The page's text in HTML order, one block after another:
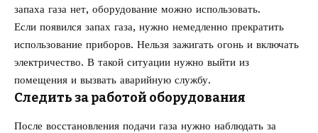
запаха газа нет, оборудование можно использовать.
Если появился запах газа, нужно немедленно прекратить
использование приборов. Нельзя зажигать огонь и включать
электричество. В такой ситуации нужно выйти из
помещения и вызвать аварийную службу.
Следить за работой оборудования
После восстановления подачи газа нужно наблюдать за